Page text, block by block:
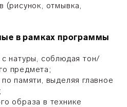
(рисунок, отмывка,
в рамках программы
натуры, соблюдая тон/
предмета;
памяти, выделяя главное
образа в технике